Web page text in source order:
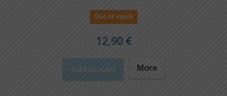
Out of stock
12,90 €
Add to cart More